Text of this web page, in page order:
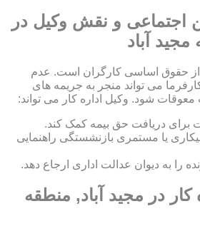
اجتماعی و نقش وکیل در
مجید آباد
از حقوق اساسی کارگران است. عدم
می تواند منجر به جریمه های
معوقات شود. وکیل اداره کار می تواند:
برای دریافت حق بیمه کمک کند.
یا مستمری بازنشستگی راهنمایی
را به دیوان عدالت اداری ارجاع دهد.
کار در مجید آباد, منطقه